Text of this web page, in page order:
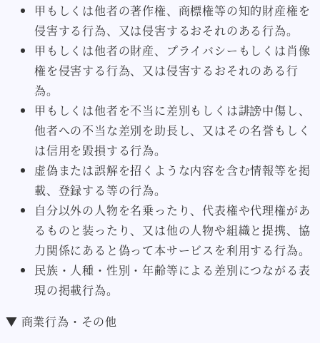
甲もしくは他者の著作権、商標権等の知的財産権を
侵害する行為、又は侵害するおそれのある行為。
甲もしくは他者の財産、プライバシーもしくは肖像
権を侵害する行為、又は侵害するおそれのある行
為。
甲もしくは他者を不当に差別もしくは誹謗中傷し、
他者への不当な差別を助長し、又はその名誉もしく
は信用を毀損する行為。
虚偽または誤解を招くような内容を含む情報等を掲
載、登録する等の行為。
自分以外の人物を名乗ったり、代表権や代理権があ
るものと装ったり、又は他の人物や組織と提携、協
力関係にあると偽って本サービスを利用する行為。
民族・人種・性別・年齢等による差別につながる表
現の掲載行為。
▼ 商業行為・その他